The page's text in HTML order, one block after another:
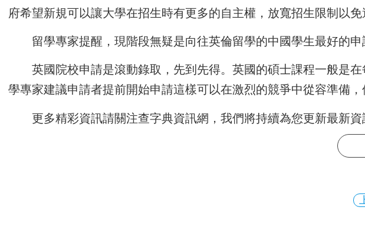
府希望新規可以讓大學在招生時有更多的自主權，放寬招生限制以免
留學專家提醒，現階段無疑是向往英倫留學的中國學生最好的
英國院校申請是滾動錄取，先到先得。英國的碩士課程一般是
學專家建議申請者提前開始申請這樣可以在激烈的競爭中從容準備，
更多精彩資訊請關注查字典資訊網 ，我們將持續為您更新最新資